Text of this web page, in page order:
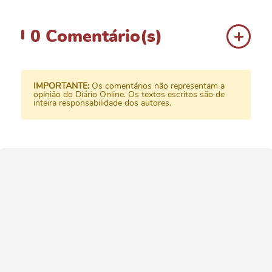
0 Comentário(s)
IMPORTANTE: Os comentários não representam a
opinião do Diário Online. Os textos escritos são de
inteira responsabilidade dos autores.